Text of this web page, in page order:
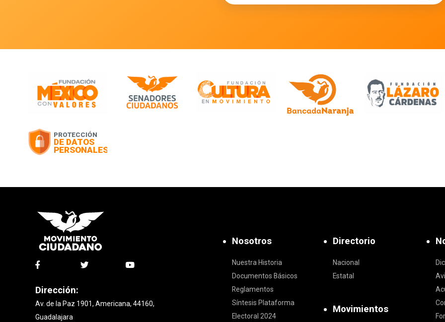
Dirección:
Av. de la Paz 1901, Americana, 44160,
Guadalajara
Nosotros
Nuestra Historia
Documentos Básicos
Reglamentos
Síntesis Plataforma
Electoral 2024
Directorio
Nacional
Estatal
Movimientos